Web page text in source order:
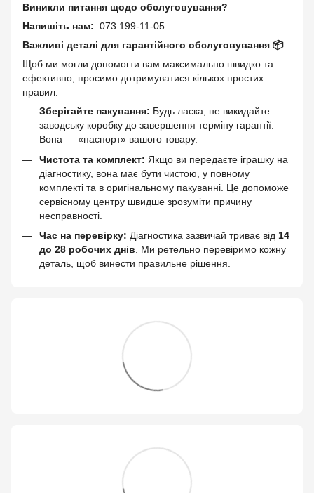
Виникли питання щодо обслуговування?
Напишіть нам: 073 199-11-05
Важливі деталі для гарантійного обслуговування 📦
Щоб ми могли допомогти вам максимально швидко та
ефективно, просимо дотримуватися кількох простих
правил:
Зберігайте пакування: Будь ласка, не викидайте
заводську коробку до завершення терміну гарантії.
Вона — «паспорт» вашого товару.
Чистота та комплект: Якщо ви передаєте іграшку на
діагностику, вона має бути чистою, у повному
комплекті та в оригінальному пакуванні. Це допоможе
сервісному центру швидше зрозуміти причину
несправності.
Час на перевірку: Діагностика зазвичай триває від 14
до 28 робочих днів . Ми ретельно перевіримо кожну
деталь, щоб винести правильне рішення.